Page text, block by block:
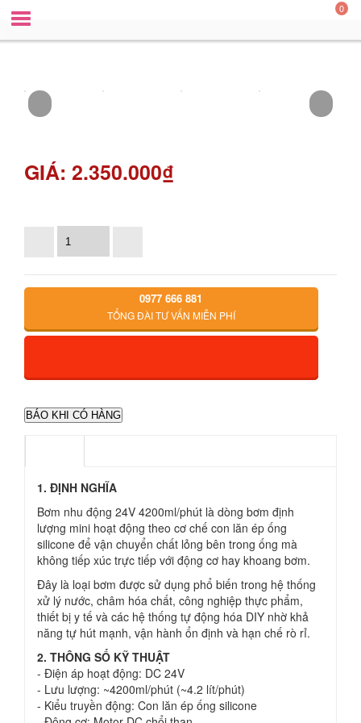
0
GIÁ: 2.350.000₫
0977 666 881
TỔNG ĐÀI TƯ VẤN MIỄN PHÍ
BÁO KHI CÓ HÀNG
1. ĐỊNH NGHĨA
Bơm nhu động 24V 4200ml/phút là dòng bơm định
lượng mini hoạt động theo cơ chế con lăn ép ống
silicone để vận chuyển chất lỏng bên trong ống mà
không tiếp xúc trực tiếp với động cơ hay khoang bơm.
Đây là loại bơm được sử dụng phổ biến trong hệ thống
xử lý nước, châm hóa chất, công nghiệp thực phẩm,
thiết bị y tế và các hệ thống tự động hóa DIY nhờ khả
năng tự hút mạnh, vận hành ổn định và hạn chế rò rỉ.
2. THÔNG SỐ KỸ THUẬT
- Điện áp hoạt động: DC 24V
- Lưu lượng: ~4200ml/phút (~4.2 lít/phút)
- Kiểu truyền động: Con lăn ép ống silicone